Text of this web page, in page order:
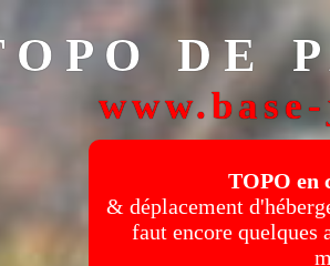
O P O D E P
TOPO en
& déplacement
faut encore quelques